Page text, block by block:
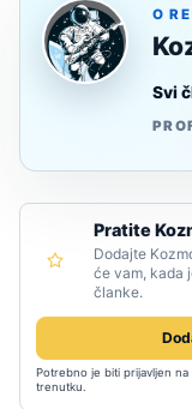
O
Svi
Pratite
Dodajte
će vam, kada
članke.
Potrebno je biti prijavljen
trenutku.